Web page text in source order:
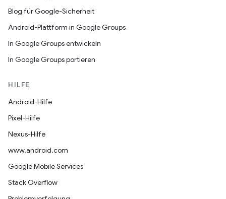
Blog für Google-Sicherheit
Android-Plattform in Google Groups
In Google Groups entwickeln
In Google Groups portieren
HILFE
Android-Hilfe
Pixel-Hilfe
Nexus-Hilfe
www.android.com
Google Mobile Services
Stack Overflow